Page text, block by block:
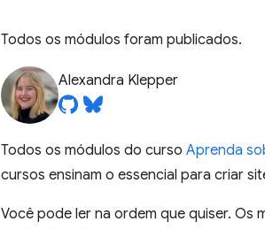
Todos os módulos foram publicados.
Alexandra Klepper
Todos os módulos do curso Aprenda
cursos ensinam o essencial para criar
Você pode ler na ordem que quiser. Os